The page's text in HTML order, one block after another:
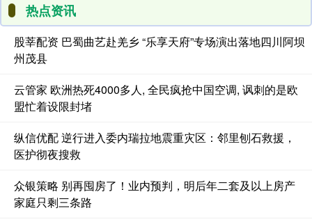
热点资讯
股莘配资 巴蜀曲艺赴羌乡 “乐享天府”专场演出落地四川阿坝
州茂县
云管家 欧洲热死4000多人, 全民疯抢中国空调, 讽刺的是欧
盟忙着设限封堵
纵信优配 逆行进入委内瑞拉地震重灾区：邻里刨石救援，
医护彻夜搜救
众银策略 别再囤房了！业内预判，明后年二套及以上房产
家庭只剩三条路